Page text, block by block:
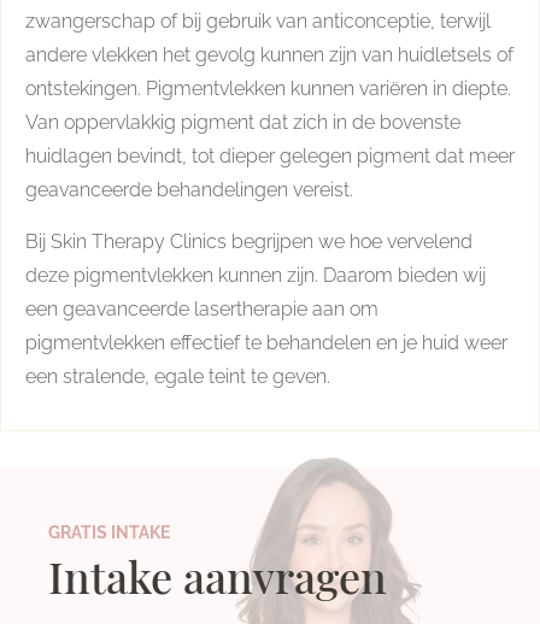
zwangerschap of bij gebruik van anticonceptie, terwijl
andere vlekken het gevolg kunnen zijn van huidletsels of
ontstekingen. Pigmentvlekken kunnen variëren in diepte.
Van oppervlakkig pigment dat zich in de bovenste
huidlagen bevindt, tot dieper gelegen pigment dat meer
geavanceerde behandelingen vereist.
Bij Skin Therapy Clinics begrijpen we hoe vervelend
deze pigmentvlekken kunnen zijn. Daarom bieden wij
een geavanceerde lasertherapie aan om
pigmentvlekken effectief te behandelen en je huid weer
een stralende, egale teint te geven.
GRATIS INTAKE
Intake aanvragen